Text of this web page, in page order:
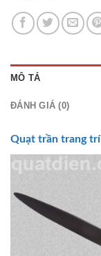
MÔ TẢ
ĐÁNH GIÁ (0)
Quạt trần trang trí